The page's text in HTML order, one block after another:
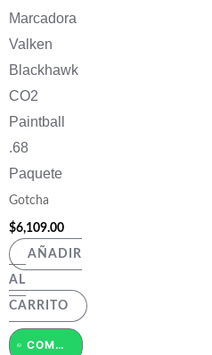
Marcadora
Valken
Blackhawk
CO2
Paintball
.68
Paquete
Gotcha
$6,109.00
AÑADIR
AL
CARRITO
COMPRAR POR WHATSAPP